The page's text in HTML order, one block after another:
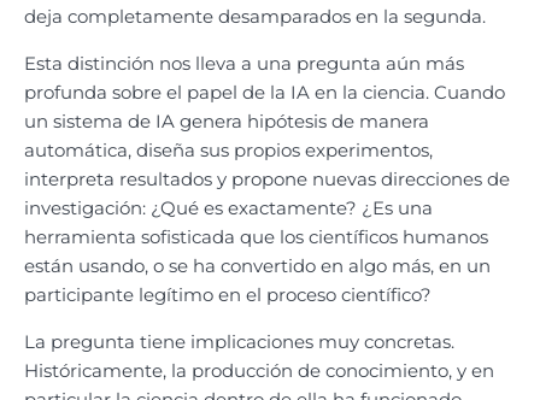
deja completamente desamparados en la segunda.
Esta distinción nos lleva a una pregunta aún más
profunda sobre el papel de la IA en la ciencia. Cuando
un sistema de IA genera hipótesis de manera
automática, diseña sus propios experimentos,
interpreta resultados y propone nuevas direcciones de
investigación: ¿Qué es exactamente? ¿Es una
herramienta sofisticada que los científicos humanos
están usando, o se ha convertido en algo más, en un
participante legítimo en el proceso científico?
La pregunta tiene implicaciones muy concretas.
Históricamente, la producción de conocimiento, y en